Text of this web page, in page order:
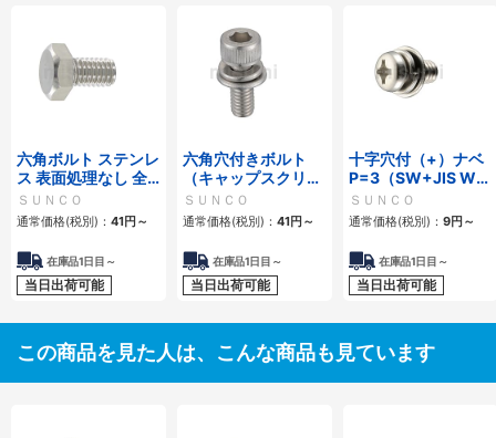
六角ボルト ステンレ
ス 表面処理なし 全
ねじ
ＳＵＮＣＯ
通常価格(税別)： 41円 ～
在庫品1日目～
当日出荷可能
六角穴付きボルト
（キャップスクリュ
ー）I=3（SW+ISO
W組込）
ＳＵＮＣＯ
通常価格(税別)： 41円 ～
在庫品1日目～
当日出荷可能
十字穴付（+）ナベ
P=3（SW+JIS W組
込） 小ねじ
ＳＵＮＣＯ
通常価格(税別)： 9円 ～
在庫品1日目～
当日出荷可能
この商品を見た人は、こんな商品も見ています